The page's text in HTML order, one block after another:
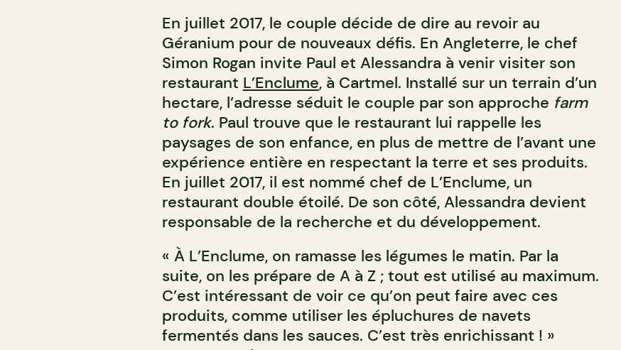
En juillet 2017, le couple décide de dire au revoir au
Géranium pour de nouveaux défis. En Angleterre, le chef
Simon Rogan invite Paul et Alessandra à venir visiter son
restaurant L’Enclume, à Cartmel. Installé sur un terrain d’un
hectare, l’adresse séduit le couple par son approche farm
to fork. Paul trouve que le restaurant lui rappelle les
paysages de son enfance, en plus de mettre de l’avant une
expérience entière en respectant la terre et ses produits.
En juillet 2017, il est nommé chef de L’Enclume, un
restaurant double étoilé. De son côté, Alessandra devient
responsable de la recherche et du développement.
« À L’Enclume, on ramasse les légumes le matin. Par la
suite, on les prépare de A à Z ; tout est utilisé au maximum.
C’est intéressant de voir ce qu’on peut faire avec ces
produits, comme utiliser les épluchures de navets
fermentés dans les sauces. C’est très enrichissant ! »